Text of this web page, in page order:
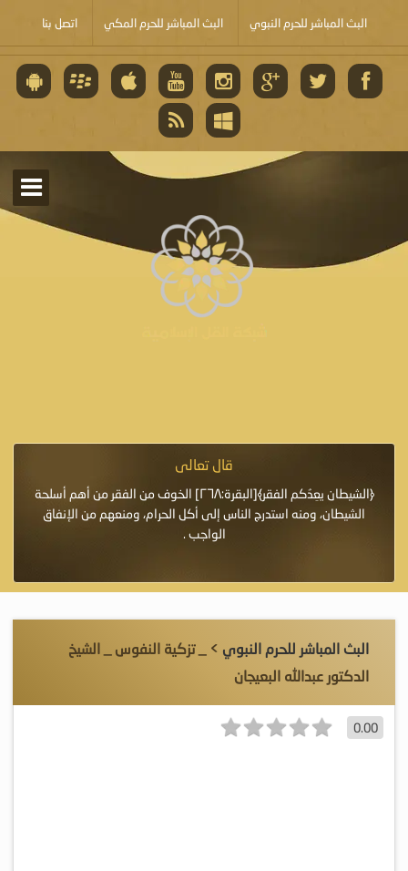
البث المباشر للحرم النبوي البث المباشر للحرم المكي اتصل بنا
قال تعالى
﴿الشيطان يعِدُكم الفقر﴾[البقرة:٢٦٨] الخوف من الفقر من أهم أسلحة
الشيطان، ومنه استدرج الناس إلى أكل الحرام، ومنعهم من الإنفاق
الواجب .
البث المباشر للحرم النبوي > _ تزكية النفوس _ الشيخ
الدكتور عبدالله البعيجان
0.00